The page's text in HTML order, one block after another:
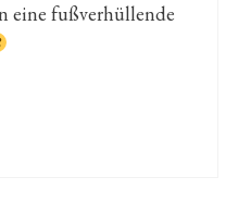
eine fußverhüllende